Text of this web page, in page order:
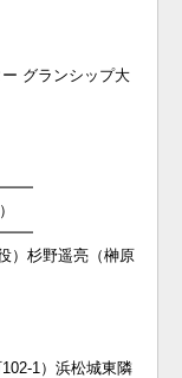
グランシップ大
）杉野遥亮（榊原
1）浜松城東隣